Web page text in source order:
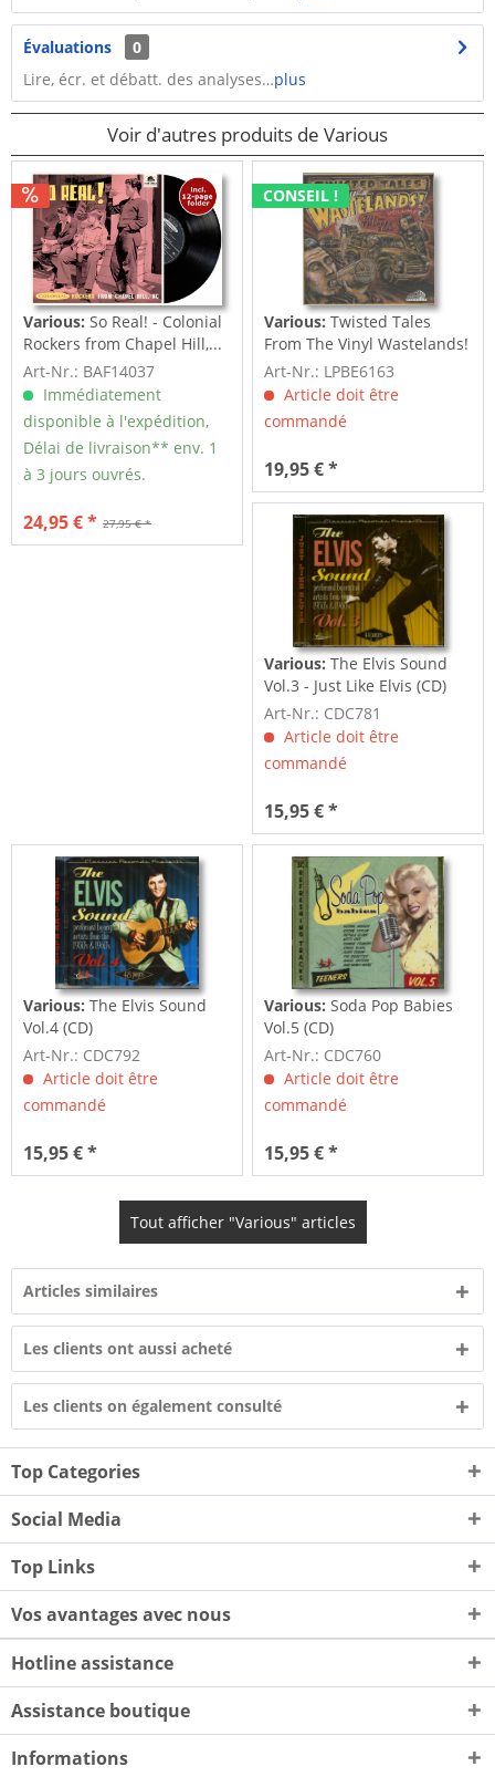
Évaluations
0
Lire, écr. et débatt. des analyses…plus
Voir d'autres produits de Various
Various:So Real! - Colonial
Rockers from Chapel Hill,...
Art-Nr.: BAF14037
Immédiatement
disponible à l'expédition,
Délai de livraison** env. 1
à 3 jours ouvrés.
27,95 € *
24,95 € *
CONSEIL !
Various:Twisted Tales
From The Vinyl Wastelands!
Vol.5...
Art-Nr.: LPBE6163
Article doit être
commandé
19,95 € *
Various:The Elvis Sound
Vol.3 - Just Like Elvis (CD)
Art-Nr.: CDC781
Article doit être
commandé
15,95 € *
Various:The Elvis Sound
Vol.4 (CD)
Art-Nr.: CDC792
Article doit être
commandé
15,95 € *
Various:Soda Pop Babies
Vol.5 (CD)
Art-Nr.: CDC760
Article doit être
commandé
15,95 € *
Tout afficher "Various" articles
Articles similaires
Les clients ont aussi acheté
Les clients on également consulté
Top Categories
Social Media
Top Links
Vos avantages avec nous
Hotline assistance
Assistance boutique
Informations